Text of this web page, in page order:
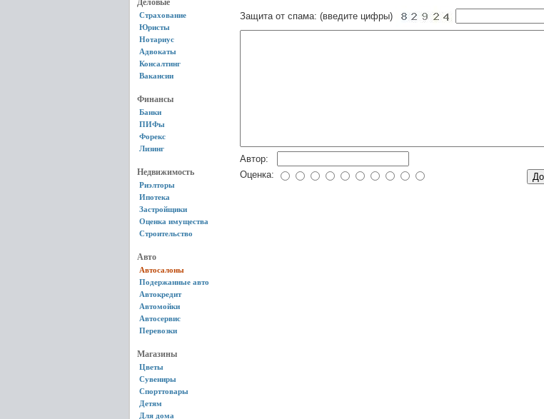
Деловые
Страхование
Юристы
Нотариус
Адвокаты
Консалтинг
Вакансии
Финансы
Банки
ПИФы
Форекс
Лизинг
Недвижимость
Риэлторы
Ипотека
Застройщики
Оценка имущества
Строительство
Авто
Автосалоны
Подержанные авто
Автокредит
Автомойки
Автосервис
Перевозки
Магазины
Цветы
Сувениры
Спорттовары
Детям
Для дома
Защита от спама: (введите цифры)
Автор:
Оценка: